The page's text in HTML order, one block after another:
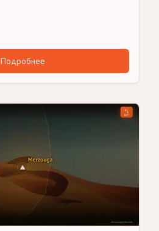
Подробнее